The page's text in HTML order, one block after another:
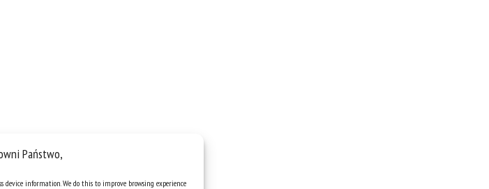
Państwo,
device information. We do this to improve browsing experience